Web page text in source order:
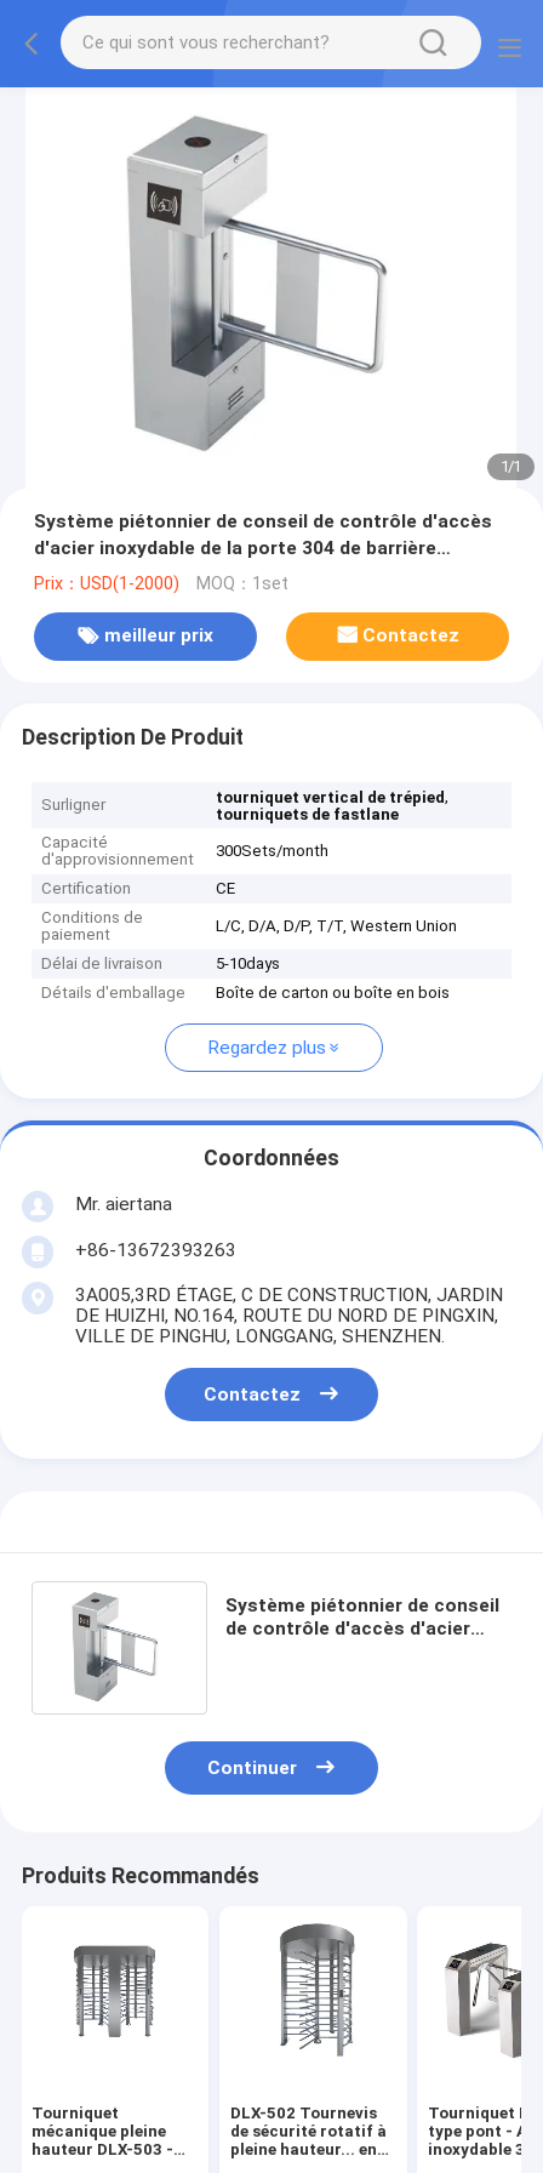
1/1
Système piétonnier de conseil de contrôle d'accès
d'acier inoxydable de la porte 304 de barrière
d'oscillation
Prix：USD(1-2000) MOQ：1set
meilleur prix Contactez
Description De Produit
Surligner tourniquet vertical de trépied,
tourniquets de fastlane
Capacité
d'approvisionnement
300Sets/month
Certification
CE
Conditions de
paiement
L/C, D/A, D/P, T/T, Western Union
Délai de livraison
5-10days
Détails d'emballage
Boîte de carton ou boîte en bois
Regardez plus
Coordonnées
Mr. aiertana
+86-13672393263
3A005,3RD ÉTAGE, C DE CONSTRUCTION, JARDIN
DE HUIZHI, NO.164, ROUTE DU NORD DE PINGXIN,
VILLE DE PINGHU, LONGGANG, SHENZHEN.
Contactez
Système piétonnier de conseil
de contrôle d'accès d'acier
Continuer
Produits Recommandés
Tourniquet
mécanique pleine
hauteur DLX-503 -
DLX-502 Tournevis
de sécurité rotatif à
pleine hauteur... en
Tourniquet
type pont -
inoxydable